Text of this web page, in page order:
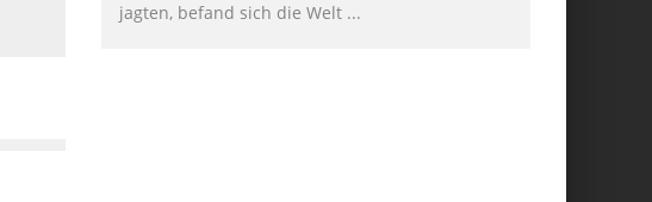
jagten, befand sich die Welt ...